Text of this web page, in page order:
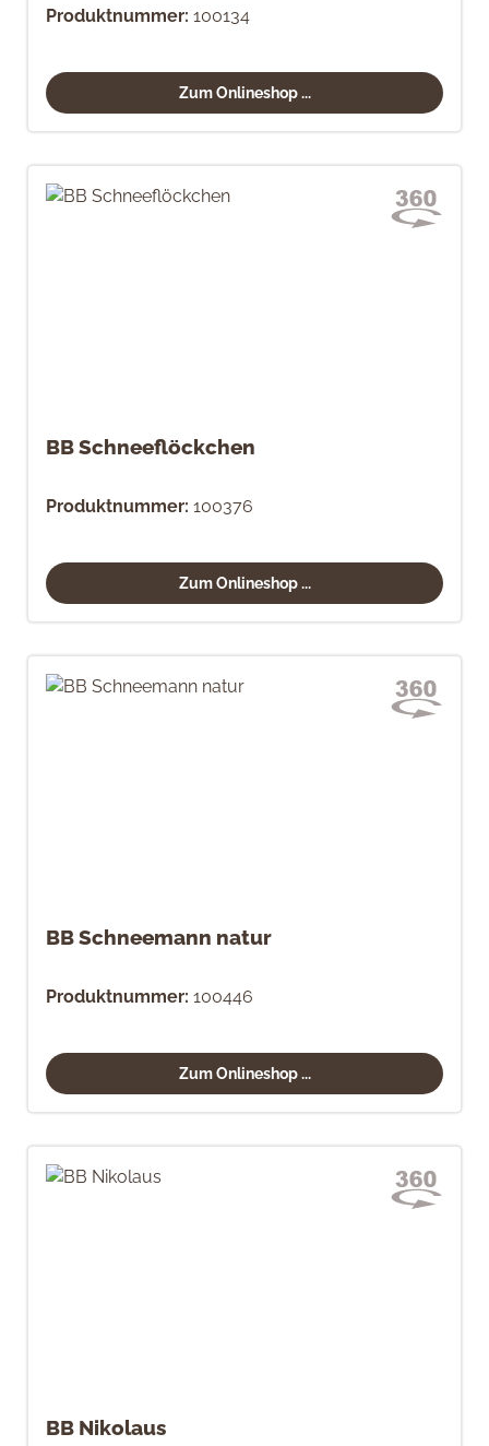
Produktnummer: 100134
Zum Onlineshop ...
BB Schneeflöckchen
Produktnummer: 100376
Zum Onlineshop ...
BB Schneemann natur
Produktnummer: 100446
Zum Onlineshop ...
BB Nikolaus